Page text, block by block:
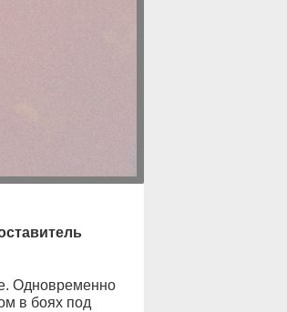
Одновременно
в боях под